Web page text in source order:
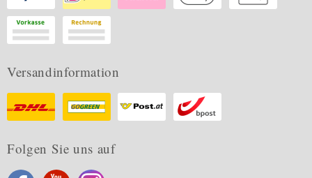
Versandinformation
Folgen Sie uns auf